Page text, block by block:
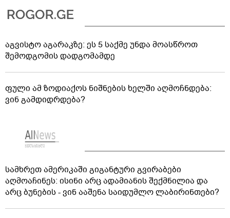
აგვისტო აგარაკზე: ეს 5 საქმე უნდა მოასწროთ
შემოდგომის დადგომამდე
ფული ამ ზოდიაქოს ნიშნების ხელში აღმოჩნდება:
ვინ გამდიდრდება?
სამხრეთ ამერიკაში გიგანტური გვირაბები
აღმოაჩინეს: ისინი არც ადამიანის შექმნილია და
არც ბუნების - ვინ ააშენა საიდუმლო ლაბირინთები?